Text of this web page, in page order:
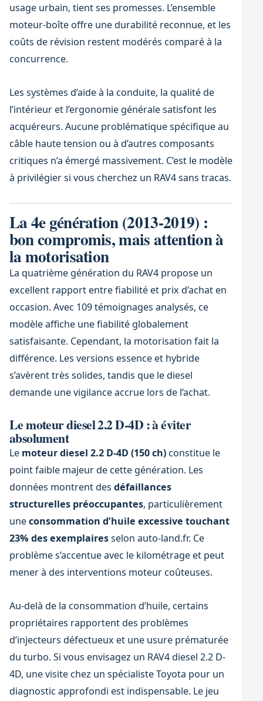
usage urbain, tient ses promesses. L’ensemble
moteur-boîte offre une durabilité reconnue, et les
coûts de révision restent modérés comparé à la
concurrence.
Les systèmes d’aide à la conduite, la qualité de
l’intérieur et l’ergonomie générale satisfont les
acquéreurs. Aucune problématique spécifique au
câble haute tension ou à d’autres composants
critiques n’a émergé massivement. C’est le modèle
à privilégier si vous cherchez un RAV4 sans tracas.
La 4e génération (2013-2019) :
bon compromis, mais attention à
la motorisation
La quatrième génération du RAV4 propose un
excellent rapport entre fiabilité et prix d’achat en
occasion. Avec 109 témoignages analysés, ce
modèle affiche une fiabilité globalement
satisfaisante. Cependant, la motorisation fait la
différence. Les versions essence et hybride
s’avèrent très solides, tandis que le diesel
demande une vigilance accrue lors de l’achat.
Le moteur diesel 2.2 D-4D : à éviter
absolument
Le moteur diesel 2.2 D-4D (150 ch)constitue le
point faible majeur de cette génération. Les
données montrent des défaillances
structurelles préoccupantes, particulièrement
uneconsommation d’huile excessive touchant
23% des exemplairesselon auto-land.fr. Ce
problème s’accentue avec le kilométrage et peut
mener à des interventions moteur coûteuses.
Au-delà de la consommation d’huile, certains
propriétaires rapportent des problèmes
d’injecteurs défectueux et une usure prématurée
du turbo. Si vous envisagez un RAV4 diesel 2.2 D-
4D, une visite chez un spécialiste Toyota pour un
diagnostic approfondi est indispensable. Le jeu